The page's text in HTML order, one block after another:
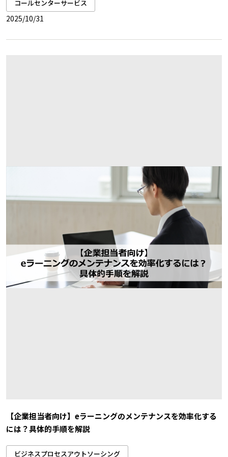
コールセンターサービス
2025/10/31
【企業担当者向け】eラーニングのメンテナンスを効率化する
には？具体的手順を解説
ビジネスプロセスアウトソーシング